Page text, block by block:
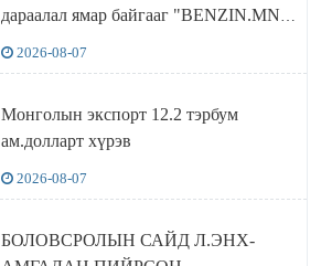
дараалал ямар байгааг "BENZIN.MN”
2026-08-07
Монголын экспорт 12.2 тэрбум
ам.долларт хүрэв
2026-08-07
БОЛОВСРОЛЫН САЙД Л.ЭНХ-